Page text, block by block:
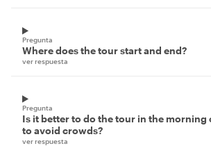
Pregunta
Where does the tour start and end?
ver respuesta
Pregunta
Is it better to do the tour in the morning
to avoid crowds?
ver respuesta